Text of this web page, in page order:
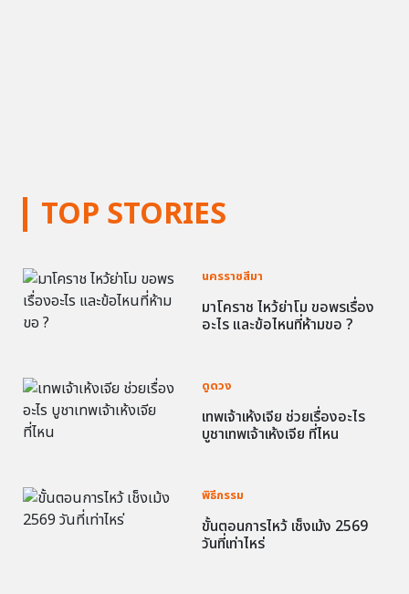
TOP STORIES
นครราชสีมา
มาโคราช ไหว้ย่าโม ขอพรเรื่อง
อะไร และข้อไหนที่ห้ามขอ ?
ดูดวง
เทพเจ้าเห้งเจีย ช่วยเรื่องอะไร
บูชาเทพเจ้าเห้งเจีย ที่ไหน
พิธีกรรม
ขั้นตอนการไหว้ เช็งเม้ง 2569
วันที่เท่าไหร่